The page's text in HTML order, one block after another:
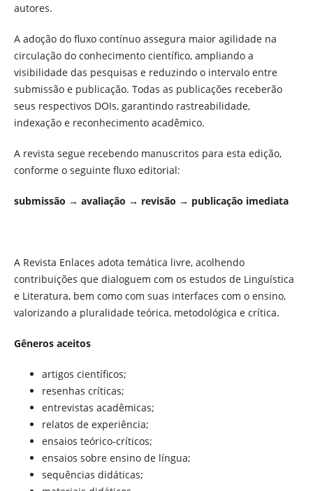
autores.
A adoção do fluxo contínuo assegura maior agilidade na
circulação do conhecimento científico, ampliando a
visibilidade das pesquisas e reduzindo o intervalo entre
submissão e publicação. Todas as publicações receberão
seus respectivos DOIs, garantindo rastreabilidade,
indexação e reconhecimento acadêmico.
A revista segue recebendo manuscritos para esta edição,
conforme o seguinte fluxo editorial:
submissão → avaliação → revisão → publicação imediata
A Revista Enlaces adota temática livre, acolhendo
contribuições que dialoguem com os estudos de Linguística
e Literatura, bem como com suas interfaces com o ensino,
valorizando a pluralidade teórica, metodológica e crítica.
Gêneros aceitos
artigos científicos;
resenhas críticas;
entrevistas acadêmicas;
relatos de experiência;
ensaios teórico-críticos;
ensaios sobre ensino de língua;
sequências didáticas;